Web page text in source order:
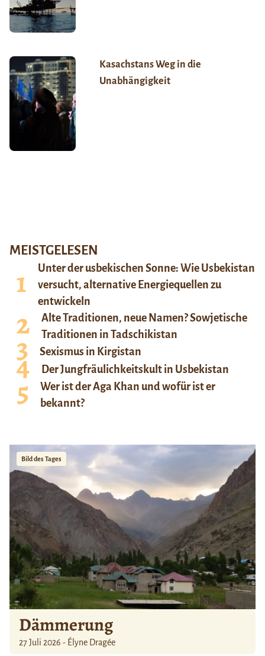
Kasachstans Weg in die
Unabhängigkeit
MEISTGELESEN
Unter der usbekischen Sonne: Wie Usbekistan
versucht, alternative Energiequellen zu
entwickeln
Alte Traditionen, neue Namen? Sowjetische
Traditionen in Tadschikistan
Sexismus in Kirgistan
Der Jungfräulichkeitskult in Usbekistan
Wer ist der Aga Khan und wofür ist er
bekannt?
Bild des Tages
Dämmerung
27 Juli 2026 - Élyne Dragée